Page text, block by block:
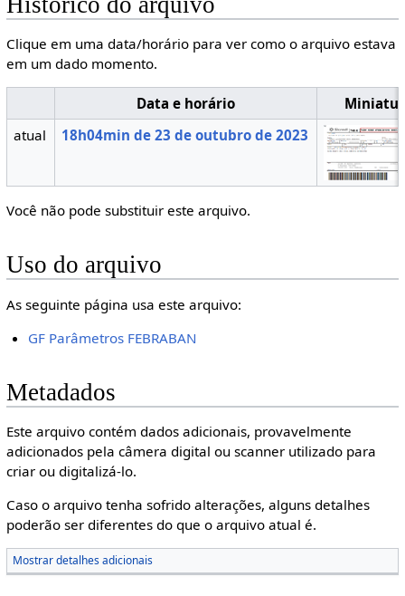
Clique em uma data/horário para ver como o arquivo estava
em um dado momento.
Data e horário
atual
18h04min de 23 de outubro de 2023
Você não pode substituir este arquivo.
Uso do arquivo
As seguinte página usa este arquivo:
GF Parâmetros FEBRABAN
Metadados
Este arquivo contém dados adicionais, provavelmente
adicionados pela câmera digital ou scanner utilizado para
criar ou digitalizá-lo.
Caso o arquivo tenha sofrido alterações, alguns detalhes
poderão ser diferentes do que o arquivo atual é.
Mostrar detalhes adicionais